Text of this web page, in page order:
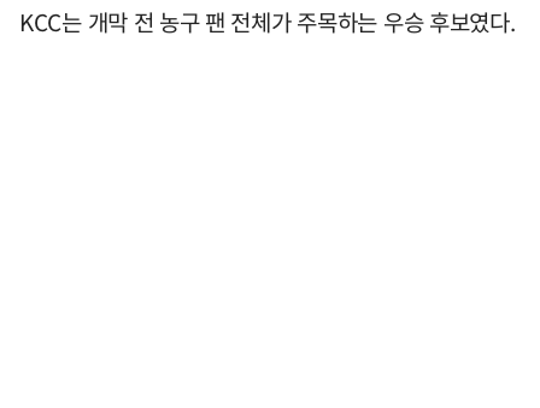
KCC는 개막 전 농구 팬 전체가 주목하는 우승 후보였다.